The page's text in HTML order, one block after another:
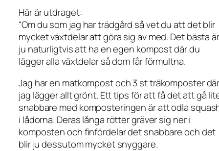
Här är utdraget:
“Om du som jag har trädgård så vet du att det blir
mycket växtdelar att göra sig av med. Det bästa är
ju naturligtvis att ha en egen kompost där du
lägger alla växtdelar så dom får förmultna.
Jag har en matkompost och 3 st träkomposter
jag lägger allt grönt. Ett tips för att få det att gå
snabbare med komposteringen är att odla
i lådorna. Deras långa rötter gräver sig ner i
komposten och finfördelar det snabbare och det
blir ju dessutom mycket snyggare.